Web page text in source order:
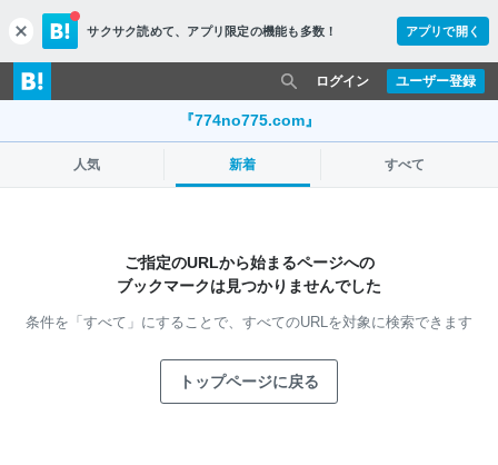
c
l
o
s
サクサク読めて、 アプリ限定の機能も多数！ アプリで開く
ユーザー登録
ログイン
『774no775.com』
人気 新着 すべて
ご指定のURLから始まるページへの
ブックマークは見つかりませんでした
条件を「すべて」にすることで、 すべてのURLを対象に検索できます
トップページに戻る